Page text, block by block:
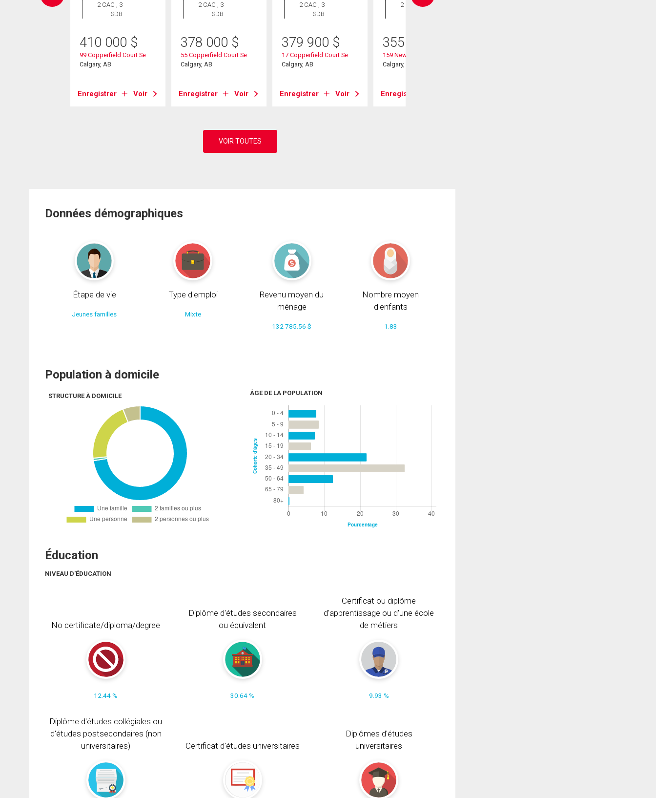
2 CAC , 3
SDB
410 000 $
99 Copperfield Court Se
Calgary, AB
Enregistrer Voir
2 CAC , 3
SDB
378 000 $
55 Copperfield Court Se
Calgary, AB
Enregistrer Voir
2 CAC , 3
SDB
379 900 $
17 Copperfield Court Se
Calgary, AB
Enregistrer Voir
2 CAC , 3
355 000
159 New Brighton Villas Se
Calgary, AB
Enregistrer
Données démographiques
Étape de vie
Jeunes familles
Type d'emploi
Mixte
Revenu moyen du
ménage
132 785.56 $
Nombre moyen
d'enfants
1.83
Population à domicile
STRUCTURE À DOMICILE ÂGE DE LA POPULATION
Éducation
NIVEAU D'ÉDUCATION
No certificate/diploma/degree
12.44 %
Diplôme d'études secondaires
ou équivalent
30.64 %
Certificat ou diplôme
d'apprentissage ou d'une école
de métiers
9.93 %
Diplôme d'études collégiales ou
d'études postsecondaires (non
universitaires)
Certificat d'études universitaires
Diplômes d'études
universitaires